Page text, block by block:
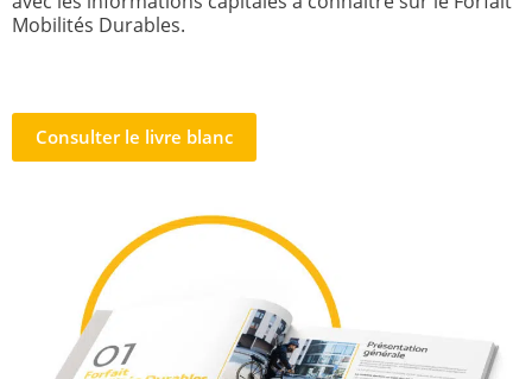
Mobilités Durables.
Consulter le livre blanc